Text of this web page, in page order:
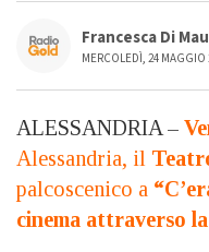
Francesca Di
MERCOLEDÌ, 24 MAGGIO
ALESSANDRIA –
Alessandria, il
palcoscenico a
cinema attraverso